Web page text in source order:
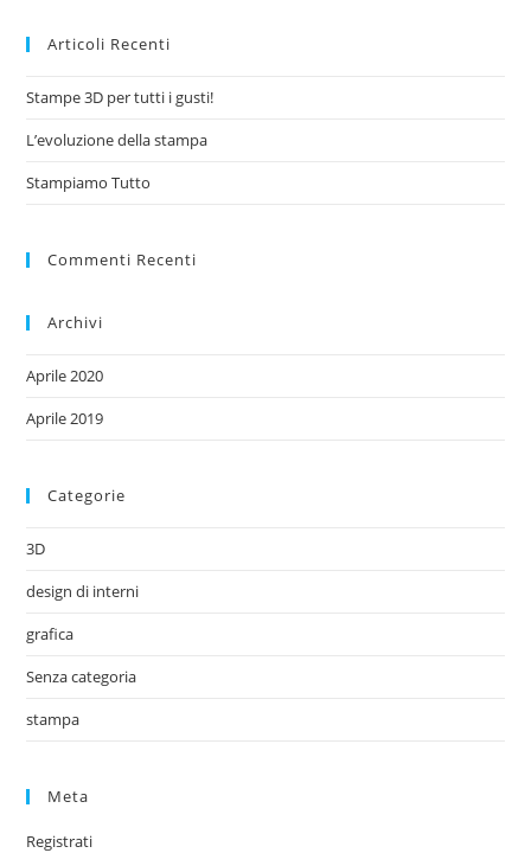
Articoli Recenti
Stampe 3D per tutti i gusti!
L’evoluzione della stampa
Stampiamo Tutto
Commenti Recenti
Archivi
Aprile 2020
Aprile 2019
Categorie
3D
design di interni
grafica
Senza categoria
stampa
Meta
Registrati